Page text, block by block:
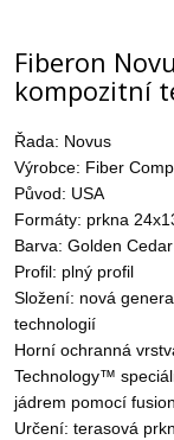
Fiberon
kompozitní
Řada: Novus
Výrobce: Fiber
Původ: USA
Formáty: prkna
Barva: Golden
Profil: plný profil
Složení: nová
technologií
Horní ochranná
Technology™
jádrem pomocí
Určení: terasová